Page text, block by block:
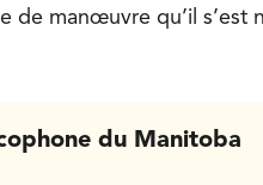
de manœuvre qu’il s’est
du Manitoba